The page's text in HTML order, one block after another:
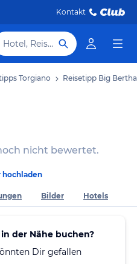
Kontakt
Hotel, Reiseziel
Torgiano Reisetipp Big Bertha
nicht bewertet.
hochladen
Bilder Hotels
der Nähe buchen?
Dir gefallen